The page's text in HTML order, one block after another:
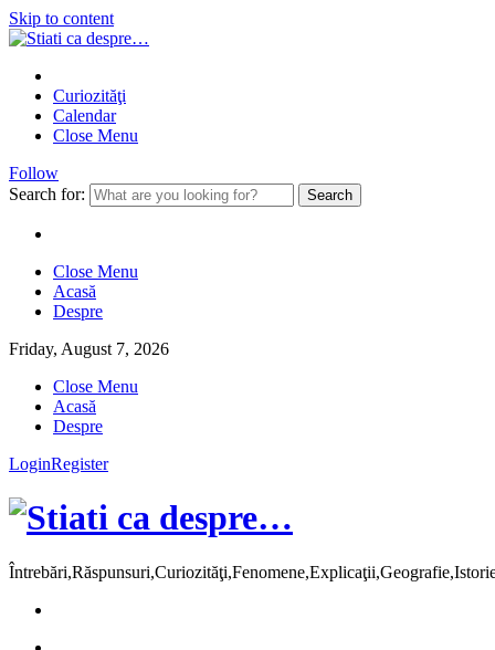
Skip to content
Curiozităţi
Calendar
Close Menu
Follow
Search for:
Close Menu
Acasă
Despre
Friday, August 7, 2026
Close Menu
Acasă
Despre
LoginRegister